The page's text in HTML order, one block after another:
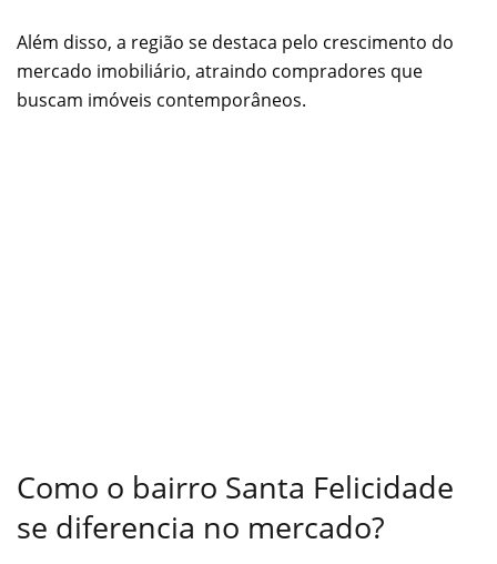
Além disso, a região se destaca pelo crescimento do
mercado imobiliário, atraindo compradores que
buscam imóveis contemporâneos.
Como o bairro Santa Felicidade
se diferencia no mercado?